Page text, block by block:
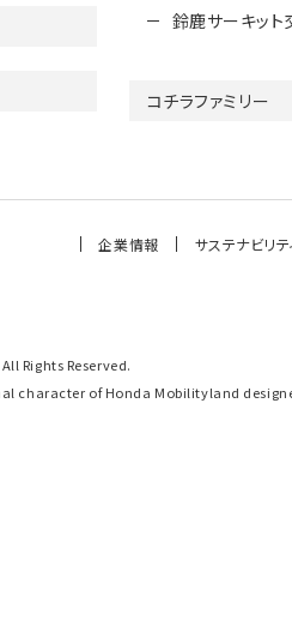
鈴鹿サーキッ
コチラファミリー
企業情報 サステナビリテ
Rights Reserved.
of Honda Mobilityland